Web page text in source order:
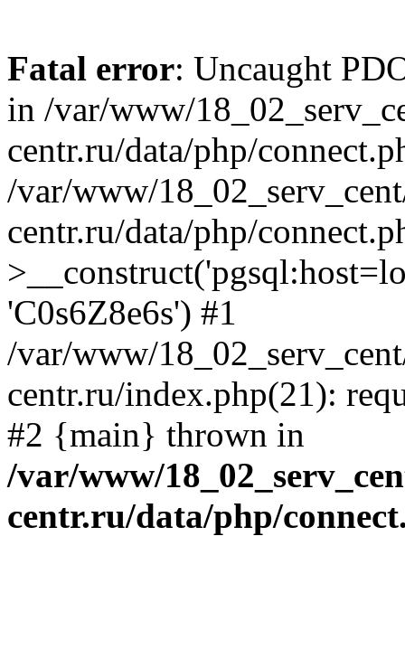
Fatal error: Uncaught
in /var/www/
centr.ru/data/php/
/var/www/
centr.ru/data/php/
'C0s6Z8e6s') #1
/var/www/
centr.ru/index.php(21):
#2 {main} thrown in
/var/www/
centr.ru/data/php/